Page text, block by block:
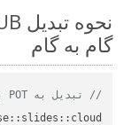
گام به گام
// تبدیل به POT با استفاده از Aspose.Slides